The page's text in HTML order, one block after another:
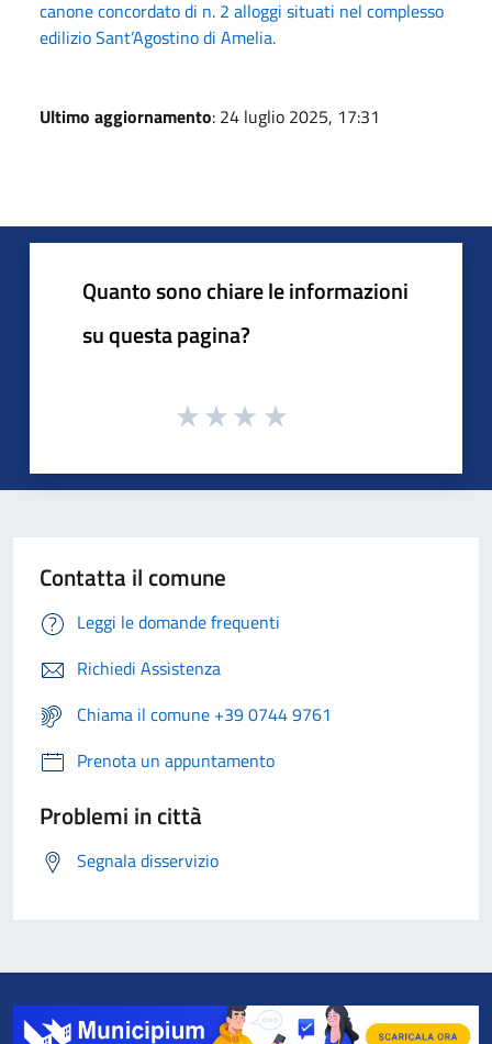
canone concordato di n. 2 alloggi situati nel complesso
edilizio Sant’Agostino di Amelia.
Ultimo aggiornamento: 24 luglio 2025, 17:31
Quanto sono chiare le informazioni
su questa pagina?
Contatta il comune
Leggi le domande frequenti
Richiedi Assistenza
Chiama il comune +39 0744 9761
Prenota un appuntamento
Problemi in città
Segnala disservizio